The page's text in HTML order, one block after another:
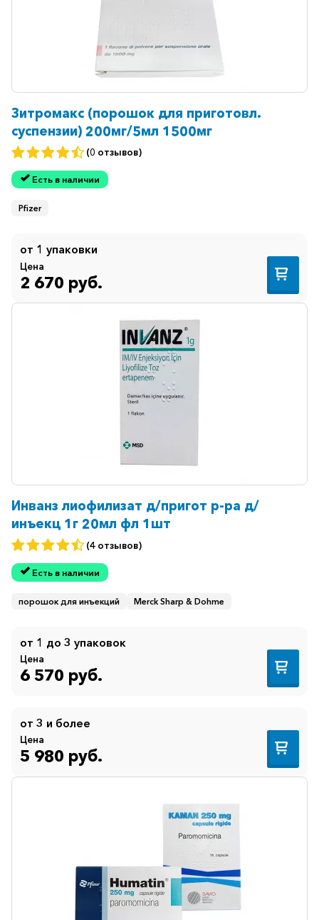
Зитромакс (порошок для приготовл.
суспензии) 200мг/5мл 1500мг
(0 отзывов)
Есть в наличии
Pfizer
от 1 упаковки
Цена
2 670 руб.
Инванз лиофилизат д/пригот р-ра д/
инъекц 1г 20мл фл 1шт
(4 отзывов)
Есть в наличии
порошок для инъекций Merck Sharp & Dohme
от 1 до 3 упаковок
Цена
6 570 руб.
от 3 и более
Цена
5 980 руб.